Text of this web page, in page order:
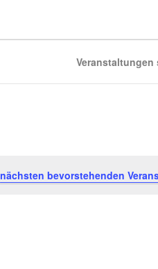
nächsten bevorstehenden
Veranstaltungen